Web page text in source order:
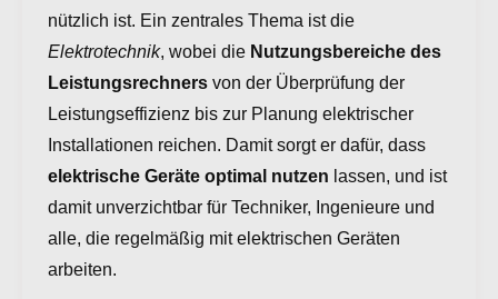
nützlich ist. Ein zentrales Thema ist die
Elektrotechnik, wobei die Nutzungsbereiche des
Leistungsrechners von der Überprüfung der
Leistungseffizienz bis zur Planung elektrischer
Installationen reichen. Damit sorgt er dafür, dass
elektrische Geräte optimal nutzen lassen, und ist
damit unverzichtbar für Techniker, Ingenieure und
alle, die regelmäßig mit elektrischen Geräten
arbeiten.